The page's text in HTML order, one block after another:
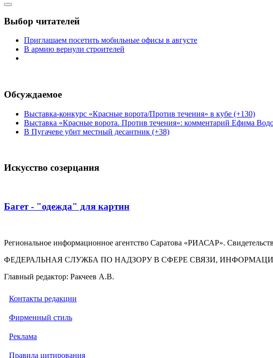
Выбор читателей
Приглашаем посетить мобильные офисы в августе
В армию вернули строителей
Обсуждаемое
Выставка-конкурс «Красные ворота/Против течения» в кубе (+130)
Выставка «Красные ворота. Против течения»: комментарий Ефима
В Пугачеве убит местный десантник (+38)
Искусство созерцания
Багет - "одежда" для картин
Региональное информационное агентство Саратова «РИАСАР».
ФЕДЕРАЛЬНАЯ СЛУЖБА ПО НАДЗОРУ В СФЕРЕ СВЯЗИ,
Главный редактор: Ракчеев А.В.
Контакты редакции
Фирменный стиль
Реклама
Правила цитирования